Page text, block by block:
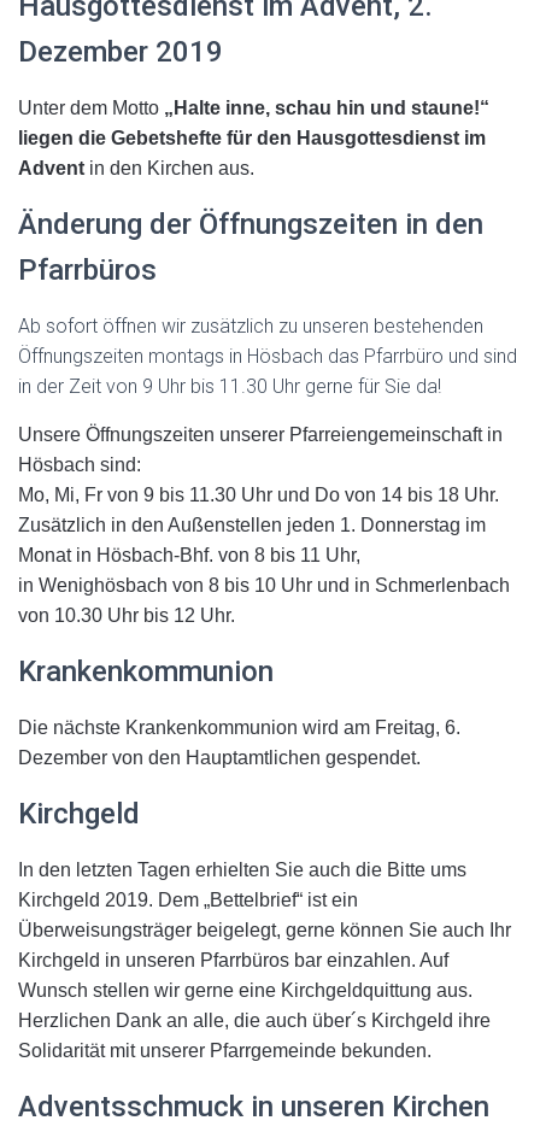
Dezember 2019
Unter dem Motto „Halte inne, schau hin und staune!“
liegen die Gebetshefte für den Hausgottesdienst im
Advent in den Kirchen aus.
Änderung der Öffnungszeiten in den
Pfarrbüros
Ab sofort öffnen wir zusätzlich zu unseren bestehenden
Öffnungszeiten montags in Hösbach das Pfarrbüro und sind
in der Zeit von 9 Uhr bis 11.30 Uhr gerne für Sie da!
Unsere Öffnungszeiten unserer Pfarreiengemeinschaft in
Hösbach sind:
Mo, Mi, Fr von 9 bis 11.30 Uhr und Do von 14 bis 18 Uhr.
Zusätzlich in den Außenstellen jeden 1. Donnerstag im
Monat in Hösbach-Bhf. von 8 bis 11 Uhr,
in Wenighösbach von 8 bis 10 Uhr und in Schmerlenbach
von 10.30 Uhr bis 12 Uhr.
Krankenkommunion
Die nächste Krankenkommunion wird am Freitag, 6.
Dezember von den Hauptamtlichen gespendet.
Kirchgeld
In den letzten Tagen erhielten Sie auch die Bitte ums
Kirchgeld 2019. Dem „Bettelbrief“ ist ein
Überweisungsträger beigelegt, gerne können Sie auch Ihr
Kirchgeld in unseren Pfarrbüros bar einzahlen. Auf
Wunsch stellen wir gerne eine Kirchgeldquittung aus.
Herzlichen Dank an alle, die auch über´s Kirchgeld ihre
Solidarität mit unserer Pfarrgemeinde bekunden.
Adventsschmuck in unseren Kirchen